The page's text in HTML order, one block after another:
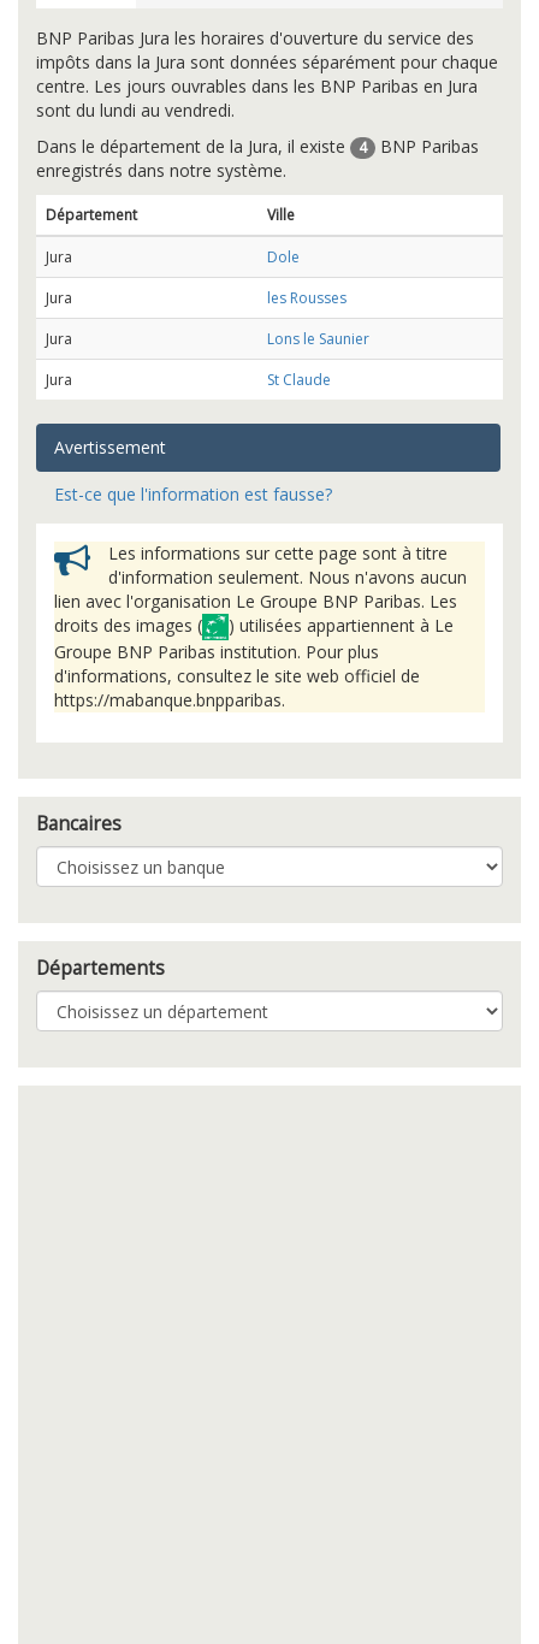
BNP Paribas Jura les horaires d'ouverture du service des
impôts dans la Jura sont données séparément pour chaque
centre. Les jours ouvrables dans les BNP Paribas en Jura
sont du lundi au vendredi.
Dans le département de la Jura, il existe
4
BNP Paribas
enregistrés dans notre système.
Département Ville
Jura
Dole
Jura
les Rousses
Jura
Lons le Saunier
Jura
St Claude
Avertissement
Est-ce que l'information est fausse?
Les informations sur cette page sont à titre
d'information seulement. Nous n'avons aucun
lien avec l'organisation Le Groupe BNP Paribas. Les
droits des images (
) utilisées appartiennent à Le
Groupe BNP Paribas institution. Pour plus
d'informations, consultez le site web officiel de
https://mabanque.bnpparibas.
Bancaires
Départements